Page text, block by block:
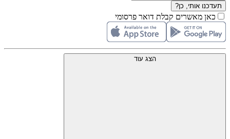
תעדכנו אותי, כן?
כאן מאשרים קבלת דואר פרסומי
הצג עוד